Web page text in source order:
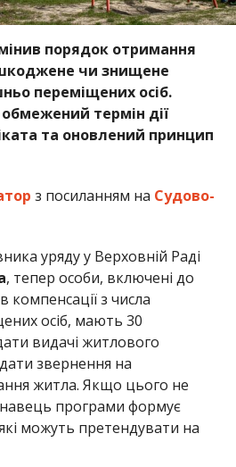
порядок отримання
чи знищене
переміщених осіб.
термін дії
та оновлений принцип
з посиланням на Судово-
уряду у Верховній Раді
, тепер особи, включені до
компенсації з числа
осіб, мають 30
видачі житлового
звернення на
житла. Якщо цього не
програми формує
можуть претендувати на